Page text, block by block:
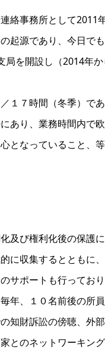
絡事務所として2011
起源であり、今日で
局を開設し（2014年
１７時間（冬季）で
あり、業務時間内で
となっていること、
及び権利化後の保護
に収集するとともに
サポートも行っており
年、１０名前後の所
知財訴訟の傍聴、外
とのネットワーキン